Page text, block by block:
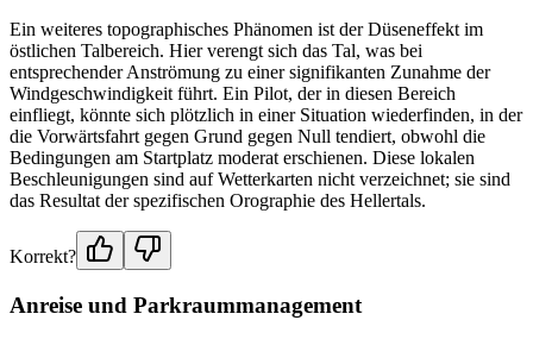
Ein weiteres topographisches Phänomen ist der Düseneffekt im
östlichen Talbereich. Hier verengt sich das Tal, was bei
entsprechender Anströmung zu einer signifikanten Zunahme der
Windgeschwindigkeit führt. Ein Pilot, der in diesen Bereich
einfliegt, könnte sich plötzlich in einer Situation wiederfinden, in der
die Vorwärtsfahrt gegen Grund gegen Null tendiert, obwohl die
Bedingungen am Startplatz moderat erschienen. Diese lokalen
Beschleunigungen sind auf Wetterkarten nicht verzeichnet; sie sind
das Resultat der spezifischen Orographie des Hellertals.
Korrekt?
Anreise und Parkraummanagement